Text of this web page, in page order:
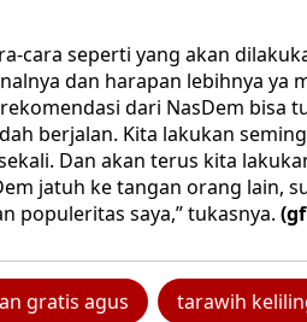
cara seperti yang akan
dan harapan lebihnya ya
dari NasDem bisa
berjalan. Kita lakukan
Dan akan terus kita
jatuh ke tangan orang lain,
populeritas saya,” tukasnya.
gratis agus tarawih